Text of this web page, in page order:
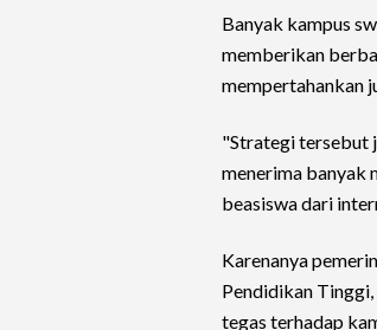
Banyak kampus
memberikan
mempertahankan
"Strategi tersebut
menerima banyak
beasiswa dari
Karenanya
Pendidikan
tegas terhadap